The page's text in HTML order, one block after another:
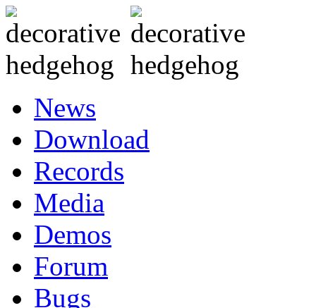
News
Download
Records
Media
Demos
Forum
Bugs